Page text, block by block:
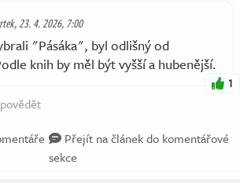
23. 4. 2026, 7:00
"Pásáka", byl odlišný od
knih by měl být vyšší a hubenější.
1
Přejít na článek do komentářové
sekce